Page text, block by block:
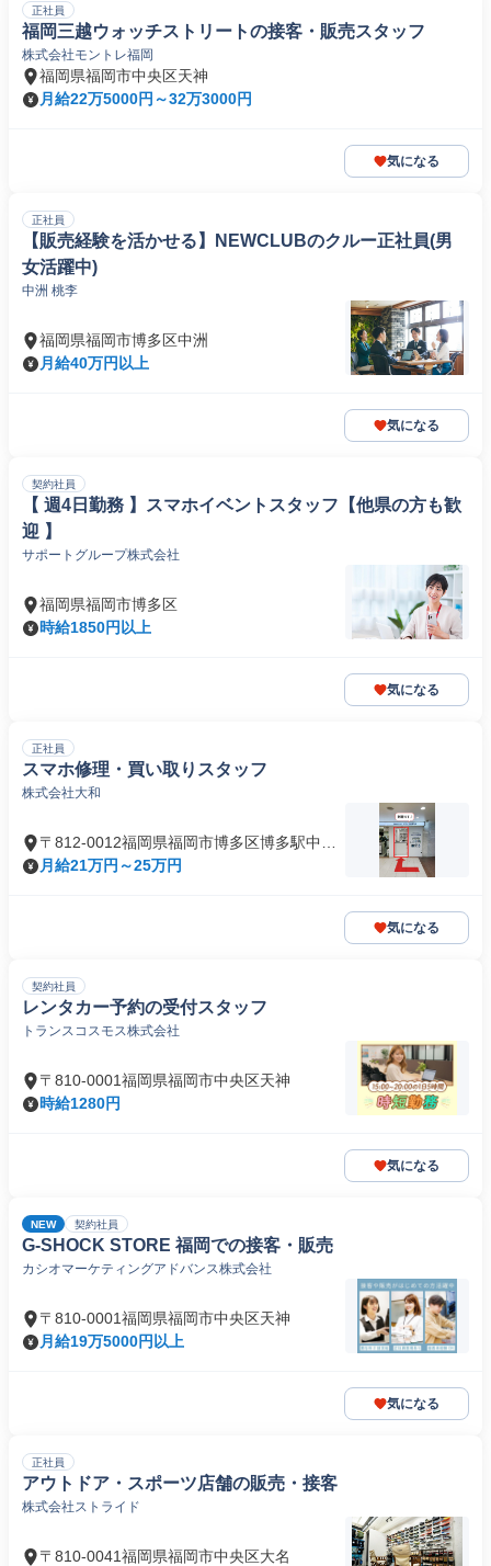
正社員
福岡三越ウォッチストリートの接客・販売スタッフ
株式会社モントレ福岡
福岡県福岡市中央区天神
月給22万5000円～32万3000円
気になる
正社員
【販売経験を活かせる】NEWCLUBのクルー正社員(男
女活躍中)
中洲 桃李
福岡県福岡市博多区中洲
月給40万円以上
気になる
契約社員
【 週4日勤務 】スマホイベントスタッフ【他県の方も歓
迎 】
サポートグループ株式会社
福岡県福岡市博多区
時給1850円以上
気になる
正社員
スマホ修理・買い取りスタッフ
株式会社大和
〒812-0012福岡県福岡市博多区博多駅中央
街
月給21万円～25万円
気になる
契約社員
レンタカー予約の受付スタッフ
トランスコスモス株式会社
〒810-0001福岡県福岡市中央区天神
時給1280円
気になる
NEW 契約社員
G-SHOCK STORE 福岡での接客・販売
カシオマーケティングアドバンス株式会社
〒810-0001福岡県福岡市中央区天神
月給19万5000円以上
気になる
正社員
アウトドア・スポーツ店舗の販売・接客
株式会社ストライド
〒810-0041福岡県福岡市中央区大名